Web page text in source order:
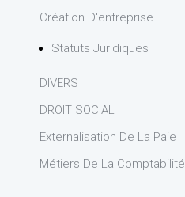
Création D'entreprise
Statuts Juridiques
DIVERS
DROIT SOCIAL
Externalisation De La Paie
Métiers De La Comptabilité